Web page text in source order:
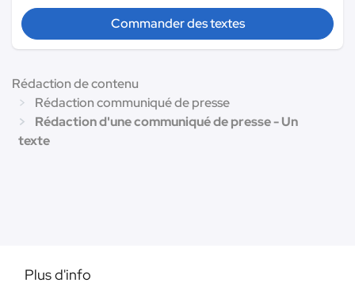
Commander des textes
Rédaction de contenu
Rédaction communiqué de presse
Rédaction d'une communiqué de presse - Un
texte
Plus d'info